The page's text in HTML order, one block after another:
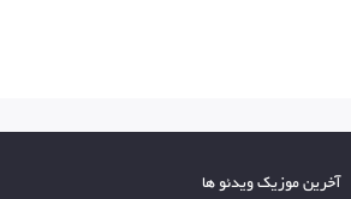
آخرین موزیک ویدئو ها